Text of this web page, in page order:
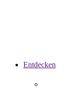
Entdecken